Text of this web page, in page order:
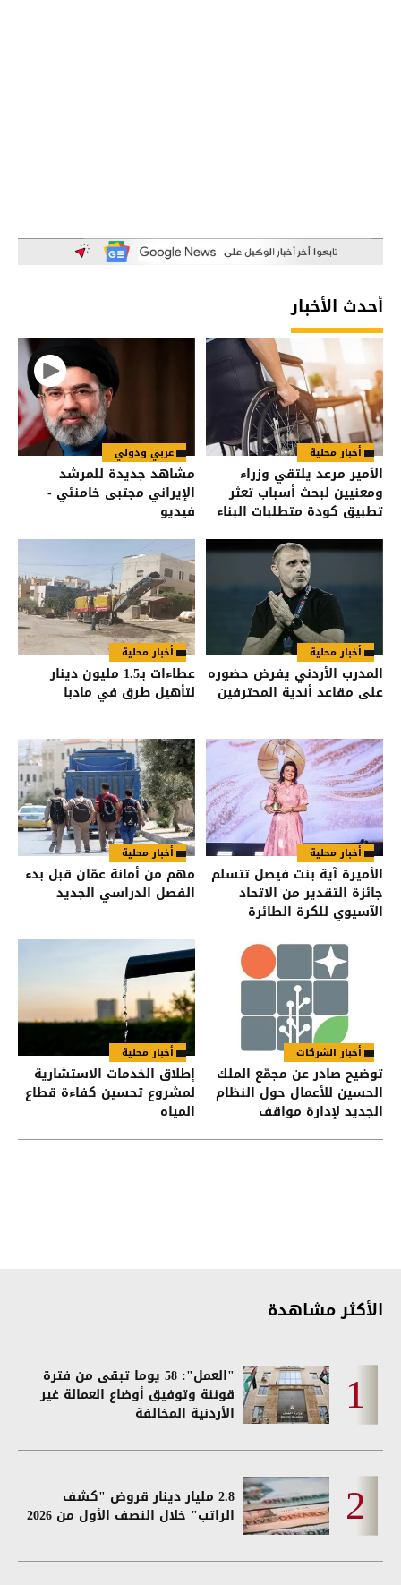
أحدث الأخبار
أخبار محلية
الأمير مرعد يلتقي وزراء
ومعنيين لبحث أسباب تعثر
تطبيق كودة متطلبات البناء
عربي ودولي
مشاهد جديدة للمرشد
الإيراني مجتبى خامنئي -
فيديو
أخبار محلية
المدرب الأردني يفرض حضوره
على مقاعد أندية المحترفين
أخبار محلية
عطاءات بـ1.5 مليون دينار
لتأهيل طرق في مادبا
أخبار محلية
الأميرة آية بنت فيصل تتسلم
جائزة التقدير من الاتحاد
الآسيوي للكرة الطائرة
أخبار محلية
مهم من أمانة عمّان قبل بدء
الفصل الدراسي الجديد
أخبار الشركات
توضيح صادر عن مجمّع الملك
الحسين للأعمال حول النظام
الجديد لإدارة مواقف
أخبار محلية
إطلاق الخدمات الاستشارية
لمشروع تحسين كفاءة قطاع
المياه
الأكثر مشاهدة
"العمل": 58 يوما تبقى من فترة
قوننة وتوفيق أوضاع العمالة غير
الأردنية المخالفة
2.8 مليار دينار قروض "كشف
الراتب" خلال النصف الأول من 2026